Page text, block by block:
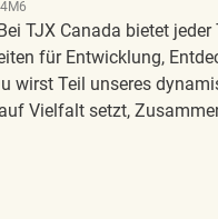
TJX Canada bietet jeder
für Entwicklung,
wirst Teil unseres
Vielfalt setzt,
Time Sales Associate REQ129629